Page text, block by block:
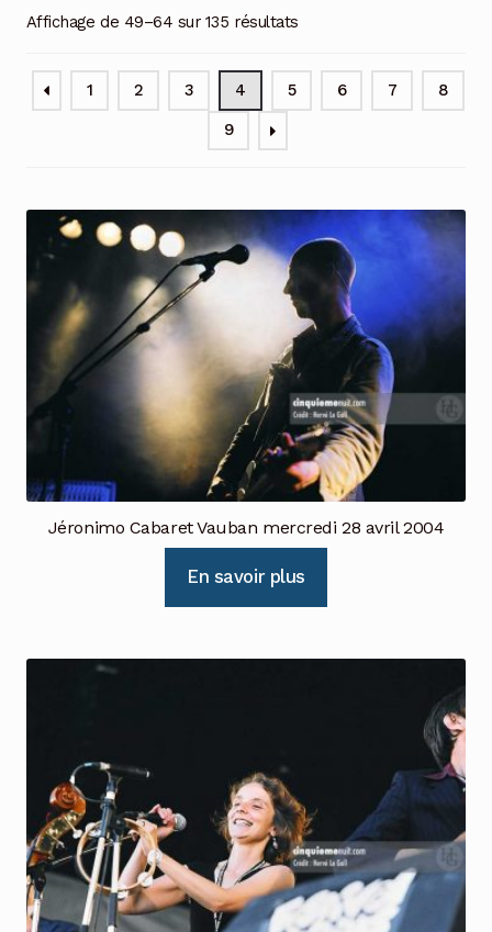
Affichage de 49–64 sur 135 résultats
1 2 3 4 5 6 7 8
9
Jéronimo Cabaret Vauban mercredi 28 avril 2004
En savoir plus